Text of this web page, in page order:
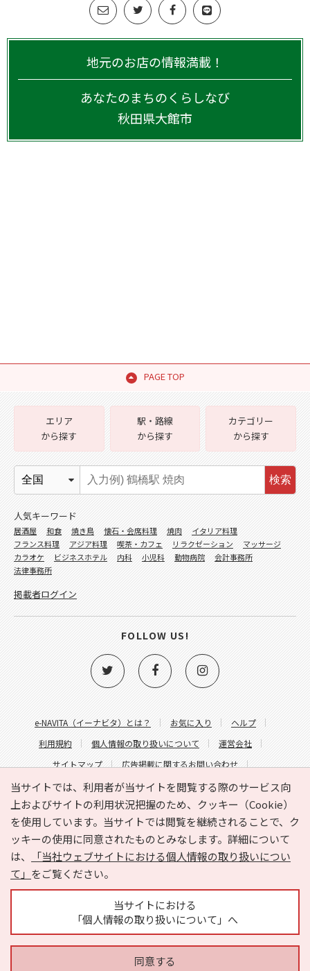
地元のお店の情報満載！
あなたのまちのくらしなび
秋田県大館市
PAGE TOP
当サイトでは、利用者が当サイトを閲覧する際のサービス向
上およびサイトの利用状況把握のため、クッキー（Cookie）
を使用しています。当サイトでは閲覧を継続されることで、ク
ッキーの使用に同意されたものとみなします。詳細について
は、
「当社ウェブサイトにおける個人情報の取り扱いについ
て」 をご覧ください。
当サイトにおける
「個人情報の取り扱いについて」へ
同意する
e-NAVITA（イーナビタ）とは？ お気に入り
ヘルプ
利用規約
個人情報の取り扱いについて
運営会社
サイトマップ
広告掲載に関するお問い合わせ
サイトの内容に関するお問い合わせ
エリア
から探す
駅・路線
から探す
カテゴリー
から探す
検索
人気キーワード
居酒屋 和食 焼き鳥 懐石・会席料理 焼肉
イタリア料理
フランス料理
アジア料理 喫茶・カフェ リラクゼーション
マッサージ
カラオケ
ビジネスホテル 内科 小児科 動物病院
会計事務所
法律事務所
掲載者ログイン
FOLLOW US!
Copyright © HYOJITO.Co.,Ltd. All Rights Reserved.